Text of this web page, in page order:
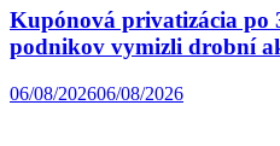
Kupónová privatizácia po
podnikov vymizli drobní
06/08/202606/08/2026